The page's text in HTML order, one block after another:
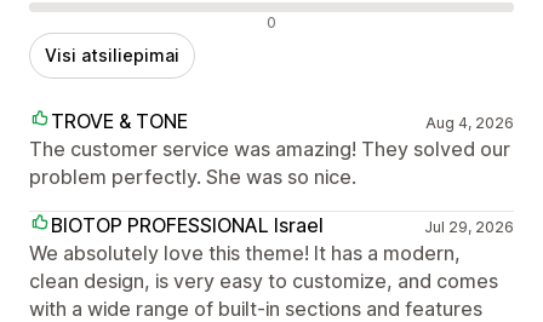
Neigiami atsiliepimai 0
Visi atsiliepimai
TROVE & TONE Aug 4, 2026
The customer service was amazing! They solved our
problem perfectly. She was so nice.
BIOTOP PROFESSIONAL Israel
Jul 29, 2026
We absolutely love this theme! It has a modern,
clean design, is very easy to customize, and comes
with a wide range of built-in sections and features